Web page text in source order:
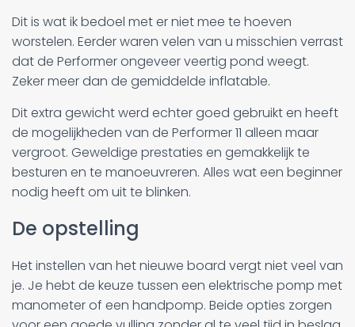
Dit is wat ik bedoel met er niet mee te hoeven
worstelen. Eerder waren velen van u misschien verrast
dat de Performer ongeveer veertig pond weegt.
Zeker meer dan de gemiddelde inflatable.
Dit extra gewicht werd echter goed gebruikt en heeft
de mogelijkheden van de Performer 11 alleen maar
vergroot. Geweldige prestaties en gemakkelijk te
besturen en te manoeuvreren. Alles wat een beginner
nodig heeft om uit te blinken.
De opstelling
Het instellen van het nieuwe board vergt niet veel van
je. Je hebt de keuze tussen een elektrische pomp met
manometer of een handpomp. Beide opties zorgen